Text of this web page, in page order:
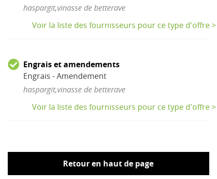
haspargit,vinasse de betterave
Voir la liste des fournisseurs pour ce type d'offre >
Engrais et amendements
Engrais - Amendement
haspargit,vinasse de betterave
Voir la liste des fournisseurs pour ce type d'offre >
Retour en haut de page